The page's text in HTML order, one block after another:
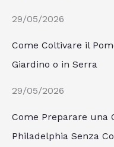
29/05/2026
Come Coltivare il
Giardino o in Serra
29/05/2026
Come Preparare una
Philadelphia Senza